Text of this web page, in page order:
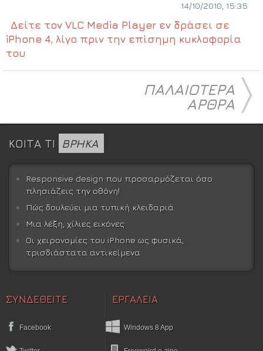
14/10/2010, 15:35
Δείτε τον VLC Media Player εν δράσει σε
iPhone 4, λίγο πριν την επίσημη κυκλοφορία
του
〉
ΠΑΛΑΙΟΤΕΡΑ
ΑΡΘΡΑ
ΚΟΙΤΑ ΤΙ ΒΡΗΚΑ
Responsive design που προσαρμόζεται όσο
πλησιάζεις την οθόνη!
Πώς δουλεύει μια τυπική κλειδαριά
Μια λέξη, χίλιες εικόνες
Οι χειρονομίες του iPhone ως φυσικά,
τρισδιάστατα αντικείμενα
ΣΥΝΔΕΘΕΙΤΕ
Facebook
ΕΡΓΑΛΕΙΑ
Windows 8 App